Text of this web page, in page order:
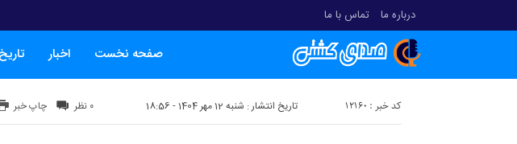
درباره ما تماس با ما
صفحه نخست اخبار
تاریخ انتشار : شنبه 12 مهر 1404 - 18:56 کد خبر : 12160 چاپ خبر ۰ نظر